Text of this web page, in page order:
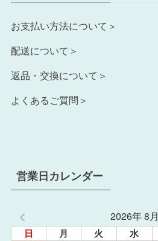
お支払い方法について＞
配送について＞
返品・交換について＞
よくあるご質問＞
営業日カレンダー
2026年 8月
日 月 火 水